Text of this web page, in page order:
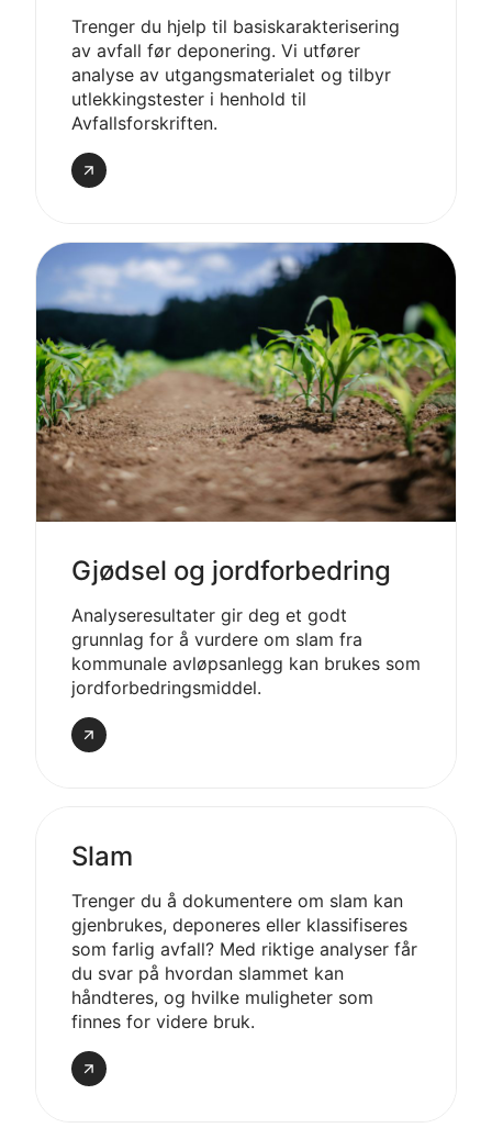
Trenger du hjelp til basiskarakterisering
av avfall før deponering. Vi utfører
analyse av utgangsmaterialet og tilbyr
utlekkingstester i henhold til
Avfallsforskriften.
Les
karakterisering
Gjødsel og jordforbedring
Analyseresultater gir deg et godt
grunnlag for å vurdere om slam fra
kommunale avløpsanlegg kan brukes som
jordforbedringsmiddel.
Gjødsel
Slam
Trenger du å dokumentere om slam kan
gjenbrukes, deponeres eller klassifiseres
som farlig avfall? Med riktige analyser får
du svar på hvordan slammet kan
håndteres, og hvilke muligheter som
finnes for videre bruk.
Slam